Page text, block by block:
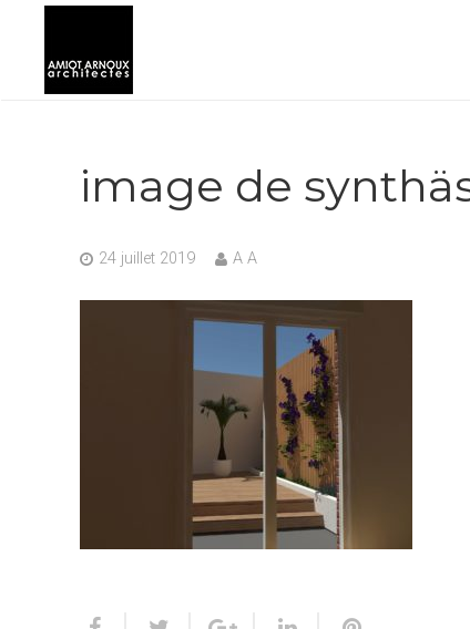
image de
24 juillet 2019 A A